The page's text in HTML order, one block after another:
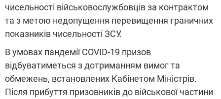
чисельності військовослужбовців за контрактом
та з метою недопущення перевищення граничних
показників чисельності ЗСУ.
В умовах пандемії COVID-19 призов
відбуватиметься з дотриманням вимог та
обмежень, встановлених Кабінетом Міністрів.
Після прибуття призовників до військової частини